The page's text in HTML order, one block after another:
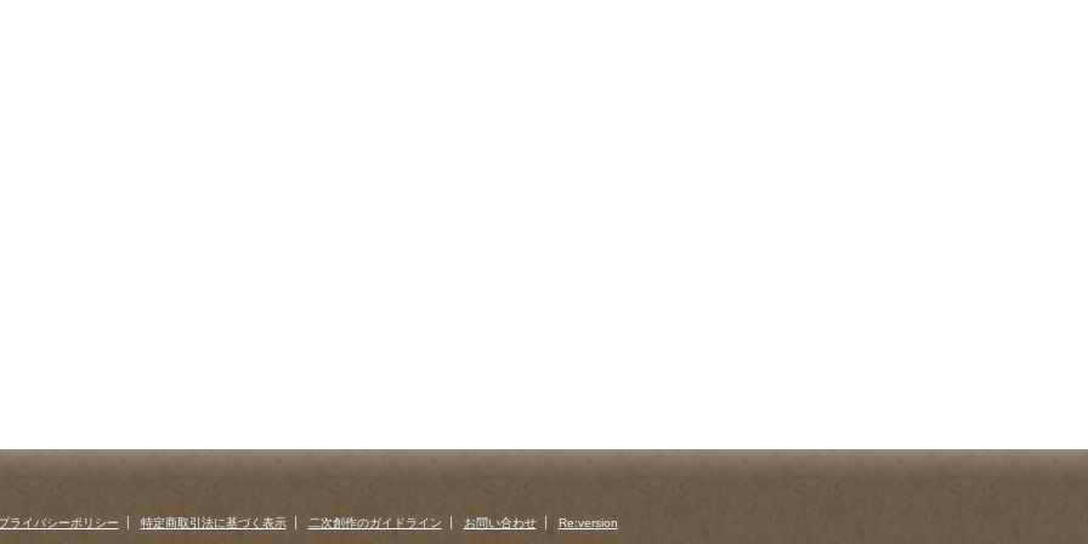
ライバシーポリシー 特定商取引法に基づく表示 二次創作のガイドライン お問い合わせ Re:version